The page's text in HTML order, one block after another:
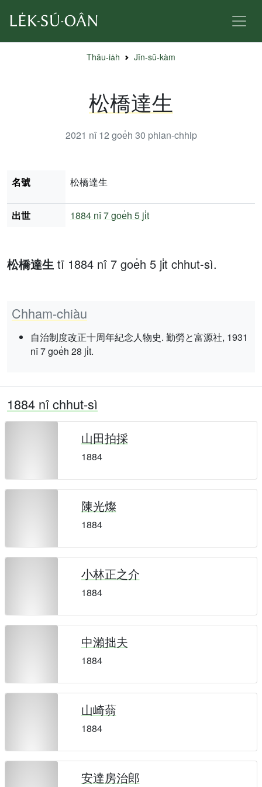
Thâu-ia̍h Jîn-sū-kàm
松橋達生
2021 nî 12 goe̍h 30 phian-chhip
松橋達生 tī 1884 nî 7 goe̍h 5 ji̍t chhut-sì.
Chham-chiàu
自治制度改正十周年紀念人物史. 勤勞と富源社, 1931
nî 7 goe̍h 28 ji̍t.
名號 松橋達生
出世 1884 nî7 goe̍h 5 ji̍t
1884 nî chhut-sì
山田拍採
1884
陳光燦
1884
小林正之介
1884
中瀨拙夫
1884
山崎蓊
1884
安達房治郎